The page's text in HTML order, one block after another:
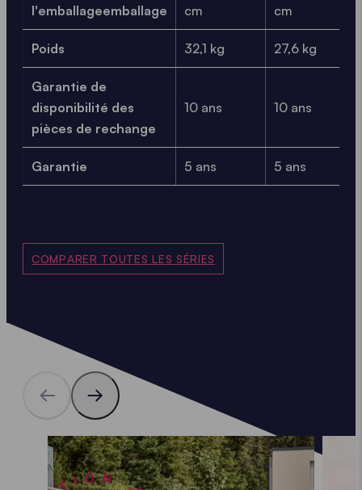
l'emballageemballage
cm
cm
Poids 32,1 kg 27,6 kg
Garantie de
disponibilité des
pièces de rechange
10 ans 10 ans
Garantie 5 ans 5 ans
COMPARER TOUTES LES SÉRIES